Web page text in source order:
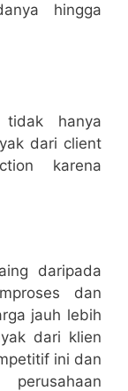
hingga
tidak hanya
dari client
karena
daripada
dan
jauh lebih
dari klien
ini dan